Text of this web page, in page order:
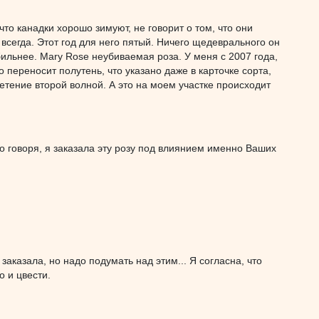
канадки хорошо зимуют, не говорит о том, что они
Этот год для него пятый. Ничего щедеврального он
Mary Rose неубиваемая роза. У меня с 2007 года,
полутень, что указано даже в карточке сорта,
второй волной. А это на моем участке происходит
говоря, я заказала эту розу под влиянием именно Ваших
но надо подумать над этим... Я согласна, что
и цвести.